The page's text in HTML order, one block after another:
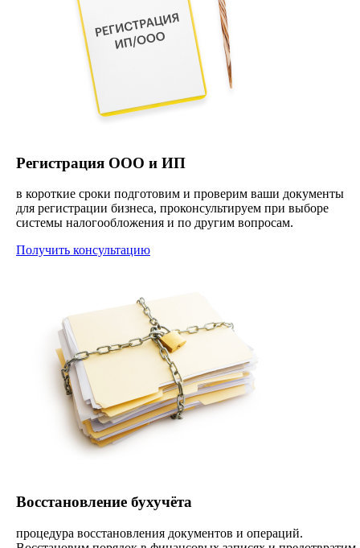
Регистрация ООО и ИП
в короткие сроки подготовим и проверим ваши документы
для регистрации бизнеса, проконсультируем при выборе
системы налогообложения и по другим вопросам.
Получить консультацию
Восстановление бухучёта
процедура восстановления документов и операций.